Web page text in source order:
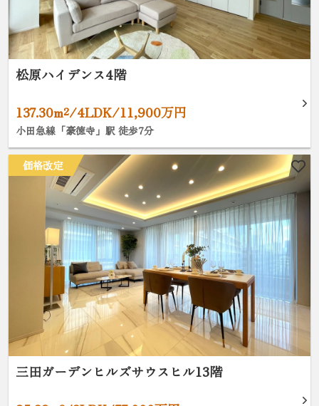
松原ハイデンス4階
137.30m²/4LDK/11,900万円
小田急線「豪徳寺」駅 徒歩7分
価格改定
三田ガーデンヒルズサウスヒル13階